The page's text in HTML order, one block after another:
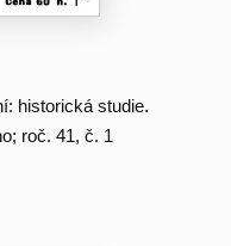
historická studie.
roč. 41, č. 1